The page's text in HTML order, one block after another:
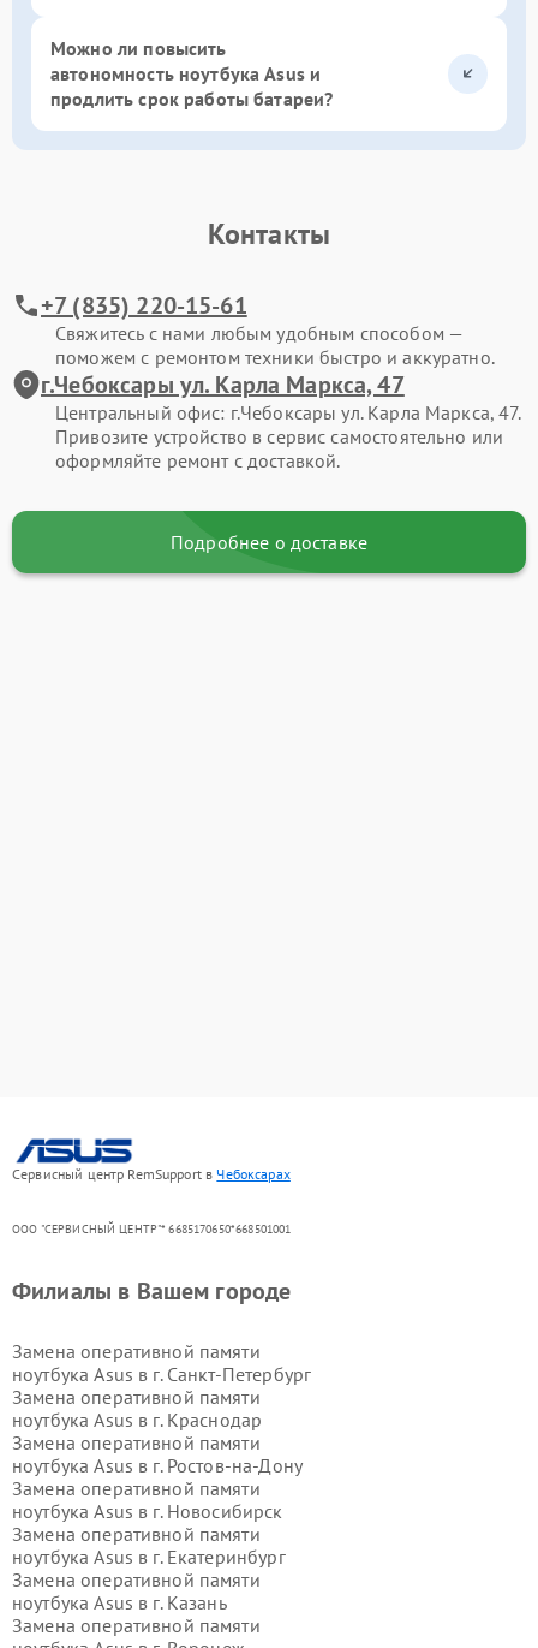
Можно ли повысить
автономность ноутбука Asus и
продлить срок работы батареи?
Контакты
+7 (835) 220-15-61
Свяжитесь с нами любым удобным способом —
поможем с ремонтом техники быстро и аккуратно.
г.Чебоксары ул. Карла Маркса, 47
Центральный офис: г.Чебоксары ул. Карла Маркса, 47.
Привозите устройство в сервис самостоятельно или
оформляйте ремонт с доставкой.
Подробнее о доставке
Сервисный центр RemSupport вЧебоксарах
ООО "СЕРВИСНЫЙ ЦЕНТР"* 6685170650*668501001
Филиалы в Вашем городе
Замена оперативной памяти
ноутбука Asus в г. Санкт-Петербург
Замена оперативной памяти
ноутбука Asus в г. Краснодар
Замена оперативной памяти
ноутбука Asus в г. Ростов-на-Дону
Замена оперативной памяти
ноутбука Asus в г. Новосибирск
Замена оперативной памяти
ноутбука Asus в г. Екатеринбург
Замена оперативной памяти
ноутбука Asus в г. Казань
Замена оперативной памяти